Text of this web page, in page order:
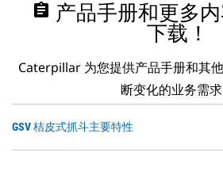
assignment 产品手册和更多
下载！
Caterpillar 为您提供产品手册和其
断变化的业务需求
GSV 桔皮式抓斗主要特性